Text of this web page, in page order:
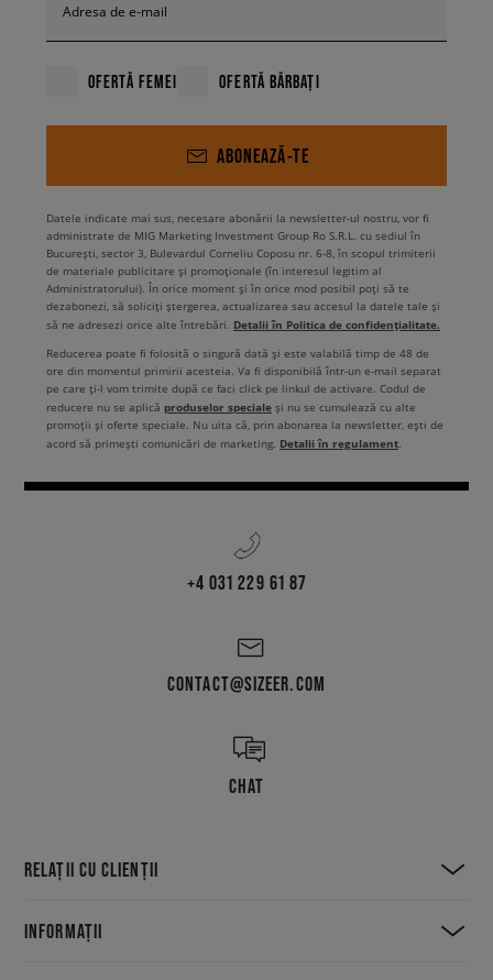
Adresa de e-mail
OFERTĂ FEMEI OFERTĂ BĂRBAȚI
ABONEAZĂ-TE
Datele indicate mai sus, necesare abonării la newsletter-ul nostru, vor fi
administrate de MIG Marketing Investment Group Ro S.R.L. cu sediul în
București, sector 3, Bulevardul Corneliu Coposu nr. 6-8, în scopul trimiterii
de materiale publicitare și promoționale (în interesul legitim al
Administratorului). În orice moment și în orice mod posibil poți să te
dezabonezi, să soliciți ștergerea, actualizarea sau accesul la datele tale și
să ne adresezi orice alte întrebări. Detalii în Politica de confidențialitate.
Reducerea poate fi folosită o singură dată și este valabilă timp de 48 de
ore din momentul primirii acesteia. Va fi disponibilă într-un e-mail separat
pe care ți-l vom trimite după ce faci click pe linkul de activare. Codul de
reducere nu se aplică produselor speciale și nu se cumulează cu alte
promoții și oferte speciale. Nu uita că, prin abonarea la newsletter, ești de
acord să primești comunicări de marketing. Detalii în regulament.
+4 031 229 61 87
CONTACT@SIZEER.COM
CHAT
RELAȚII CU CLIENȚII
INFORMAȚII